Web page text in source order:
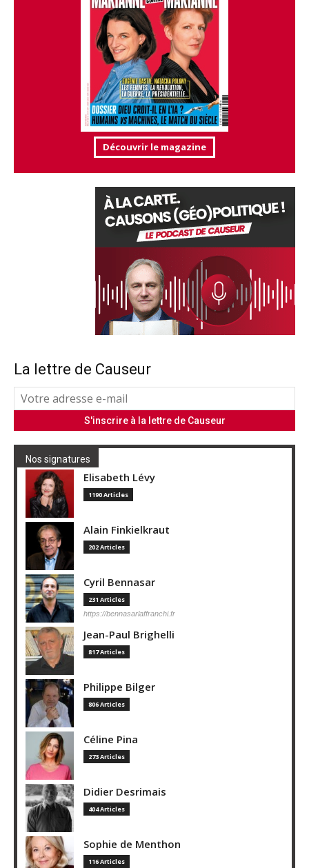
Découvrir le magazine
La lettre de Causeur
Nos signatures
Elisabeth Lévy
1190 Articles
Alain Finkielkraut
202 Articles
Cyril Bennasar
231 Articles
https://bennasarlaffranchi.fr
Jean-Paul Brighelli
817 Articles
Philippe Bilger
806 Articles
Céline Pina
273 Articles
Didier Desrimais
404 Articles
Sophie de Menthon
116 Articles